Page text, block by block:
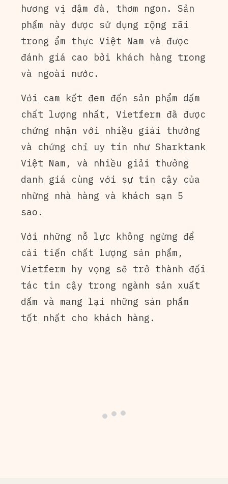
hương vị đậm đà, thơm ngon. Sản
phẩm này được sử dụng rộng rãi
trong ẩm thực Việt Nam và được
đánh giá cao bởi khách hàng trong
và ngoài nước.
Với cam kết đem đến sản phẩm dấm
chất lượng nhất, Vietferm đã được
chứng nhận với nhiều giải thưởng
và chứng chỉ uy tín như Sharktank
Việt Nam, và nhiều giải thưởng
danh giá cùng với sự tin cậy của
những nhà hàng và khách sạn 5
sao.
Với những nỗ lực không ngừng để
cải tiến chất lượng sản phẩm,
Vietferm hy vọng sẽ trở thành đối
tác tin cậy trong ngành sản xuất
dấm và mang lại những sản phẩm
tốt nhất cho khách hàng.